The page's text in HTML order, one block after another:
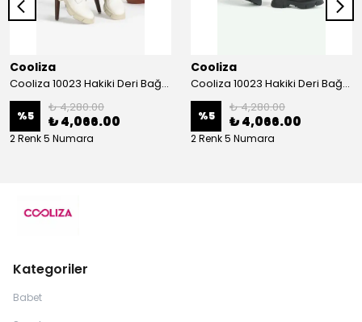
Cooliza
Cooliza 10023 Hakiki Deri Bağcıklı ve Fermuarlı Rahat Kadın Bot Ayakkabı - Ekru
%5
₺ 4,280.00
₺ 4,066.00
2 Renk 5 Numara
Cooliza
Cooliza 10023 Hakiki Deri Bağcıklı ve Fermuarlı Rahat Kadın Bot Ayakkabı - Siyah
%5
₺ 4,280.00
₺ 4,066.00
2 Renk 5 Numara
Kategoriler
Babet